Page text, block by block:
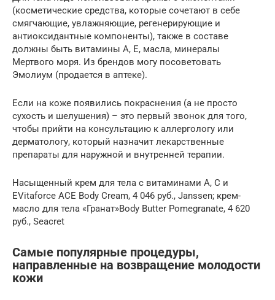
(косметические средства, которые сочетают в себе
смягчающие, увлажняющие, регенерирующие и
антиоксидантные компоненты), также в составе
должны быть витамины А, Е, масла, минералы
Мертвого моря. Из брендов могу посоветовать
Эмолиум (продается в аптеке).
Если на коже появились покраснения (а не просто
сухость и шелушения) – это первый звонок для того,
чтобы прийти на консультацию к аллергологу или
дерматологу, который назначит лекарственные
препараты для наружной и внутренней терапии.
Насыщенный крем для тела с витаминами A, C и
EVitaforce ACE Body Cream, 4 046 руб., Janssen; крем-
масло для тела «Гранат»Body Butter Pomegranate, 4 620
руб., Seacret
Самые популярные процедуры,
направленные на возвращение молодости
кожи